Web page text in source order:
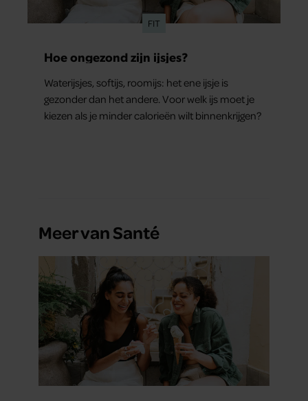
FIT
Hoe ongezond zijn ijsjes?
Waterijsjes, softijs, roomijs: het ene ijsje is
gezonder dan het andere. Voor welk ijs moet je
kiezen als je minder calorieën wilt binnenkrijgen?
Meer van Santé